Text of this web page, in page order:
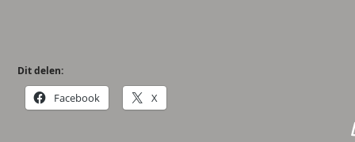
Dit delen:
Facebook X